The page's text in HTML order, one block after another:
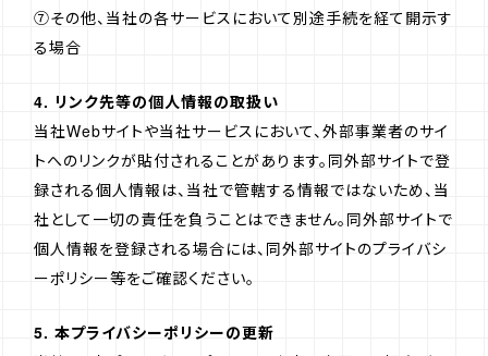
⑦その他、当社の各サービスにおいて別途手続を経て開示す
る場合
4. リンク先等の個人情報の取扱い
当社Webサイトや当社サービスにおいて、外部事業者のサイ
トへのリンクが貼付されることがあります。同外部サイトで登
録される個人情報は、当社で管轄する情報ではないため、当
社として一切の責任を負うことはできません。同外部サイトで
個人情報を登録される場合には、同外部サイトのプライバシ
ーポリシー等をご確認ください。
5. 本プライバシーポリシーの更新